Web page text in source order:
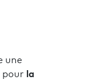
une
pour la